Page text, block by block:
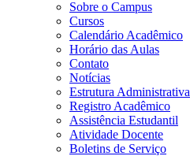
Sobre o Campus
Cursos
Calendário Acadêmico
Horário das Aulas
Contato
Notícias
Estrutura Administrativa
Registro Acadêmico
Assistência Estudantil
Atividade Docente
Boletins de Serviço